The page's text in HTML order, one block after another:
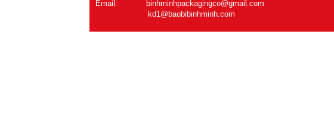
Email: binhminhpackagingco@gmail.com
kd1@baobibinhminh.com